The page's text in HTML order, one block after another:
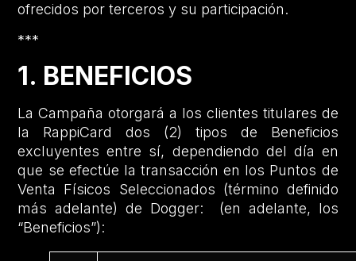
ofrecidos por terceros y su participación.
***
1. BENEFICIOS
La Campaña otorgará a los clientes titulares de
la RappiCard dos (2) tipos de Beneficios
excluyentes entre sí, dependiendo del día en
que se efectúe la transacción en los Puntos de
Venta Físicos Seleccionados (término definido
más adelante) de Dogger: (en adelante, los
“Beneficios”):